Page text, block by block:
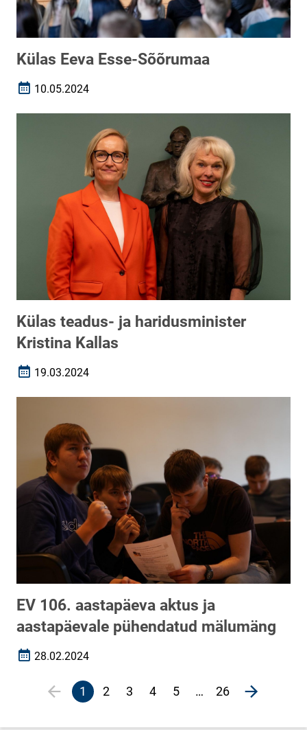
Külas Eeva Esse-Sõõrumaa
Loomise kuupäev
10.05.2024
Külas teadus- ja haridusminister
Kristina Kallas
Loomise kuupäev
19.03.2024
EV 106. aastapäeva aktus ja
aastapäevale pühendatud mälumäng
Loomise kuupäev
28.02.2024
Lehekülgjaotus
Eelmine leht
Eesolev
1 Veebileht
2 Veebileht
3 Veebileht
4 Veebileht
5 … page
26 Järgmine